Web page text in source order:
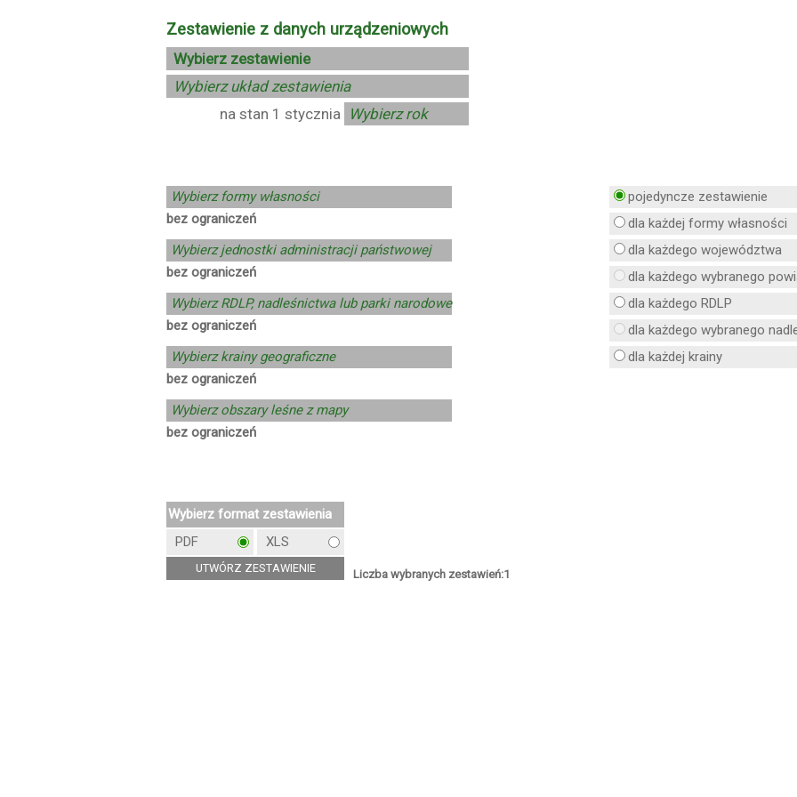
Zestawienie z danych urządzeniowych
na stan 1 stycznia
Wybierz formy własności
bez ograniczeń
Wybierz jednostki administracji państwowej
bez ograniczeń
Wybierz RDLP, nadleśnictwa lub parki narodowe
bez ograniczeń
Wybierz krainy geograficzne
bez ograniczeń
Wybierz obszary leśne z mapy
bez ograniczeń
pojedyncze zestawienie
dla każdej formy własności
dla każdego województwa
dla każdego wybranego
dla każdego RDLP
dla każdego wybranego
dla każdej krainy
Wybierz format zestawienia
PDF
XLS
Liczba wybranych zestawień:1